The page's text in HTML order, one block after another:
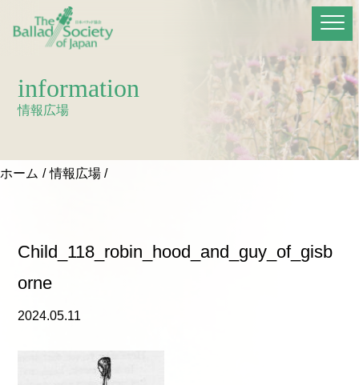
information
情報広場
ホーム 情報広場
Child_118_robin_hood_and_guy_of_gisb
orne
2024.05.11